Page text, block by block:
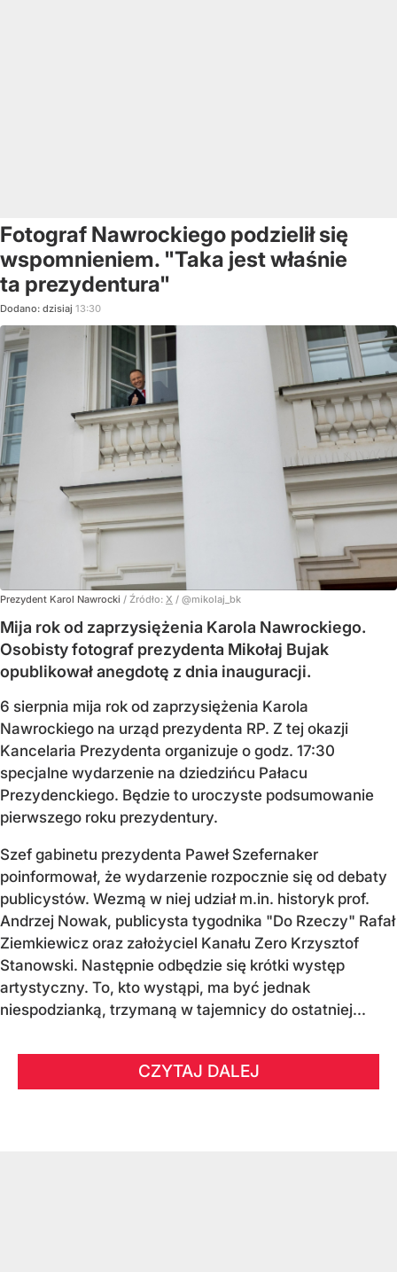
Fotograf Nawrockiego podzielił się
wspomnieniem. "Taka jest właśnie
ta prezydentura"
Dodano: dzisiaj 13:30
Prezydent Karol Nawrocki / Źródło: X / @mikolaj_bk
Mija rok od zaprzysiężenia Karola Nawrockiego.
Osobisty fotograf prezydenta Mikołaj Bujak
opublikował anegdotę z dnia inauguracji.
6 sierpnia mija rok od zaprzysiężenia Karola
Nawrockiego na urząd prezydenta RP. Z tej okazji
Kancelaria Prezydenta organizuje o godz. 17:30
specjalne wydarzenie na dziedzińcu Pałacu
Prezydenckiego. Będzie to uroczyste podsumowanie
pierwszego roku prezydentury.
Szef gabinetu prezydenta Paweł Szefernaker
poinformował, że wydarzenie rozpocznie się od debaty
publicystów. Wezmą w niej udział m.in. historyk prof.
Andrzej Nowak, publicysta tygodnika "Do Rzeczy" Rafał
Ziemkiewicz oraz założyciel Kanału Zero Krzysztof
Stanowski. Następnie odbędzie się krótki występ
artystyczny. To, kto wystąpi, ma być jednak
niespodzianką, trzymaną w tajemnicy do ostatniej...
CZYTAJ DALEJ